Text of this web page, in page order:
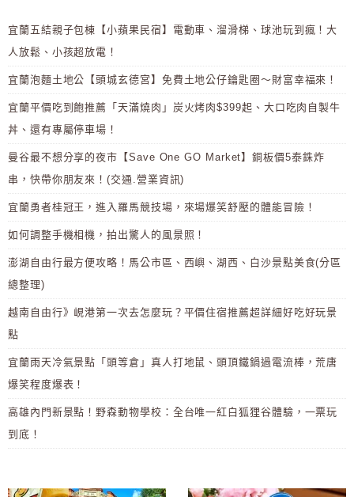
宜蘭五結親子包棟【小蘋果民宿】電動車、溜滑梯、球池玩到瘋！大
人放鬆、小孩超放電！
宜蘭泡麵土地公【頭城玄德宮】免費土地公仔鑰匙圈～財富幸福來！
宜蘭平價吃到飽推薦「天滿燒肉」炭火烤肉$399起、大口吃肉自製牛
丼、還有專屬停車場！
曼谷最不想分享的夜市【Save One GO Market】銅板價5泰銖炸
串，快帶你朋友來！(交通.營業資訊)
宜蘭勇者桂冠王，進入羅馬競技場，來場爆笑舒壓的體能冒險！
如何調整手機相機，拍出驚人的風景照！
澎湖自由行最方便攻略！馬公市區、西嶼、湖西、白沙景點美食(分區
總整理)
越南自由行》峴港第一次去怎麼玩？平價住宿推薦超詳細好吃好玩景
點
宜蘭雨天冷氣景點「頭等倉」真人打地鼠、頭頂鐵鍋過電流棒，荒唐
爆笑程度爆表！
高雄內門新景點！野森動物學校：全台唯一紅白狐狸谷體驗，一票玩
到底！